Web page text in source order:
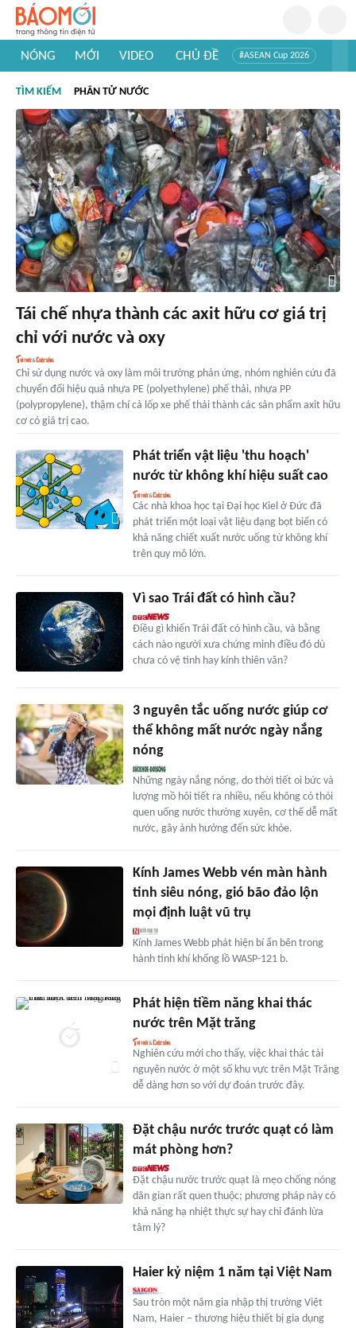
NÓNG MỚI VIDEO CHỦ ĐỀ #ASEAN Cup 2026
#Khám phá thế giới
TÌM KIẾM PHÂN TỬ NƯỚC
Tái chế nhựa thành các axit hữu cơ giá trị
chỉ với nước và oxy
Chỉ sử dụng nước và oxy làm môi trường phản ứng, nhóm nghiên cứu đã
chuyển đổi hiệu quả nhựa PE (polyethylene) phế thải, nhựa PP
(polypropylene), thậm chí cả lốp xe phế thải thành các sản phẩm axit hữu
cơ có giá trị cao.
Phát triển vật liệu 'thu hoạch'
nước từ không khí hiệu suất cao
Các nhà khoa học tại Đại học Kiel ở Đức đã
phát triển một loại vật liệu dạng bọt biển có
khả năng chiết xuất nước uống từ không khí
trên quy mô lớn.
Vì sao Trái đất có hình cầu?
Điều gì khiến Trái đất có hình cầu, và bằng
cách nào người xưa chứng minh điều đó dù
chưa có vệ tinh hay kính thiên văn?
3 nguyên tắc uống nước giúp cơ
thể không mất nước ngày nắng
nóng
Những ngày nắng nóng, do thời tiết oi bức và
lượng mồ hôi tiết ra nhiều, nếu không có thói
quen uống nước thường xuyên, cơ thể dễ mất
nước, gây ảnh hưởng đến sức khỏe.
Kính James Webb vén màn hành
tinh siêu nóng, gió bão đảo lộn
mọi định luật vũ trụ
Kính James Webb phát hiện bí ẩn bên trong
hành tinh khí khổng lồ WASP-121 b.
Phát hiện tiềm năng khai thác
nước trên Mặt trăng
Nghiên cứu mới cho thấy, việc khai thác tài
nguyên nước ở một số khu vực trên Mặt Trăng
dễ dàng hơn so với dự đoán trước đây.
Đặt chậu nước trước quạt có làm
mát phòng hơn?
Đặt chậu nước trước quạt là mẹo chống nóng
dân gian rất quen thuộc; phương pháp này có
khả năng hạ nhiệt thực sự hay chỉ đánh lừa
tâm lý?
Haier kỷ niệm 1 năm tại Việt Nam
Sau tròn một năm gia nhập thị trường Việt
Nam, Haier – thương hiệu thiết bị gia dụng